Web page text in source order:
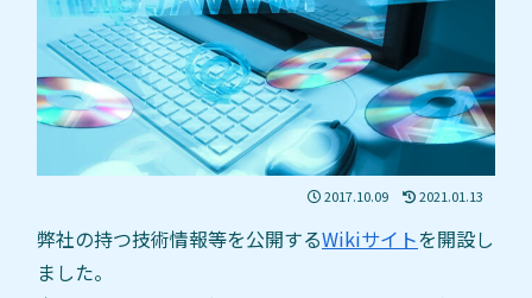
2017.10.09 2021.01.13
弊社の持つ技術情報等を公開するWikiサイトを開設し
ました。